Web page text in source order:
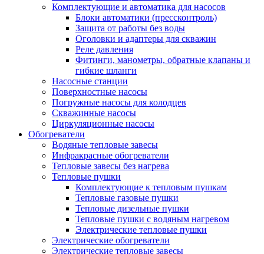
Комплектующие и автоматика для насосов
Блоки автоматики (прессконтроль)
Защита от работы без воды
Оголовки и адаптеры для скважин
Реле давления
Фитинги, манометры, обратные клапаны и
гибкие шланги
Насосные станции
Поверхностные насосы
Погружные насосы для колодцев
Скважинные насосы
Циркуляционные насосы
Обогреватели
Водяные тепловые завесы
Инфракрасные обогреватели
Тепловые завесы без нагрева
Тепловые пушки
Комплектующие к тепловым пушкам
Тепловые газовые пушки
Тепловые дизельные пушки
Тепловые пушки с водяным нагревом
Электрические тепловые пушки
Электрические обогреватели
Электрические тепловые завесы